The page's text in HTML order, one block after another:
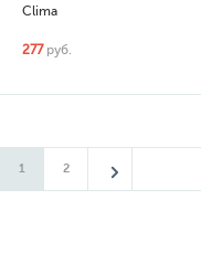
Clima
277 руб.
1 2